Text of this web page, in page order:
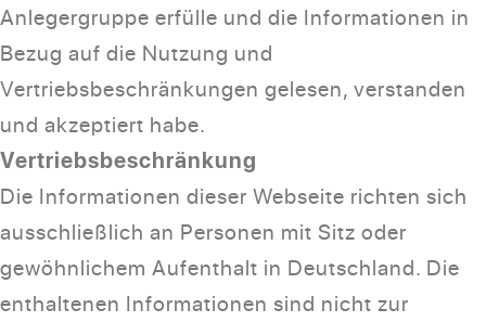
Anlegergruppe erfülle und die Informationen in
Bezug auf die Nutzung und
Vertriebsbeschränkungen gelesen, verstanden
und akzeptiert habe.
Vertriebsbeschränkung
Die Informationen dieser Webseite richten sich
ausschließlich an Personen mit Sitz oder
gewöhnlichem Aufenthalt in Deutschland. Die
enthaltenen Informationen sind nicht zur